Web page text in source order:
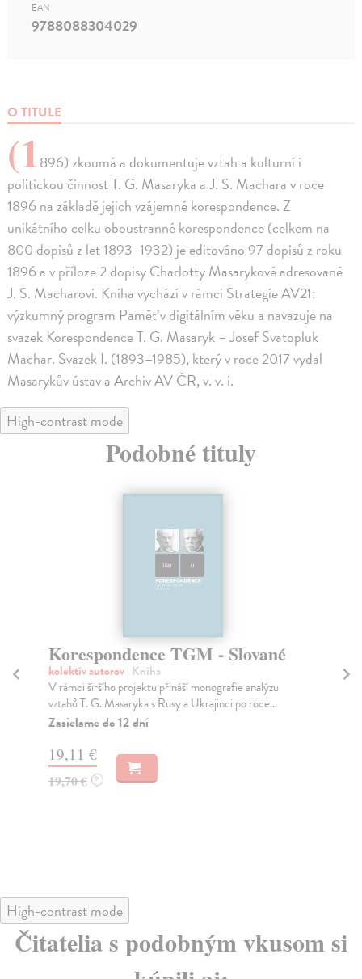
O TITULE
(1896) zkoumá a dokumentuje vztah a kulturní i
politickou činnost T. G. Masaryka a J. S. Machara v roce
1896 na základě jejich vzájemné korespondence. Z
unikátního celku oboustranné korespondence (celkem na
800 dopisů z let 1893–1932) je editováno 97 dopisů z roku
1896 a v příloze 2 dopisy Charlotty Masarykové adresované
J. S. Macharovi. Kniha vychází v rámci Strategie AV21:
výzkumný program Paměť v digitálním věku a navazuje na
svazek Korespondence T. G. Masaryk – Josef Svatopluk
Machar. Svazek I. (1893–1985), který v roce 2017 vydal
Masarykův ústav a Archiv AV ČR, v. v. i.
EAN
9788088304029
High-contrast mode
Podobné tituly
Korespondence TGM - Slované
kolektív autorov| Kniha
V rámci širšího projektu přináší monografie analýzu
vztahů T. G. Masaryka s Rusy a Ukrajinci po roce...
Zasielame do 12 dní
19,11 €
19,70 € ?
High-contrast mode
Čitatelia s podobným vkusom si